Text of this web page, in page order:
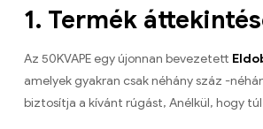
1. Termék
Az 50KVAPE egy újonnan bevezetett
amelyek gyakran csak néhány száz -
biztosítja a kívánt rúgást, Anélkül, hogy